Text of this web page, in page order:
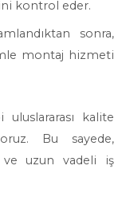
kontrol eder.
sonra,
montaj hizmeti
kalite
Bu sayede,
ve uzun vadeli iş